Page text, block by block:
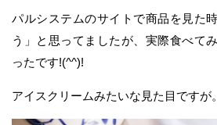
パルシステムのサイトで商品を見た
う」と思ってましたが、実際食べて
ったです!(^^)!
アイスクリームみたいな見た目ですが